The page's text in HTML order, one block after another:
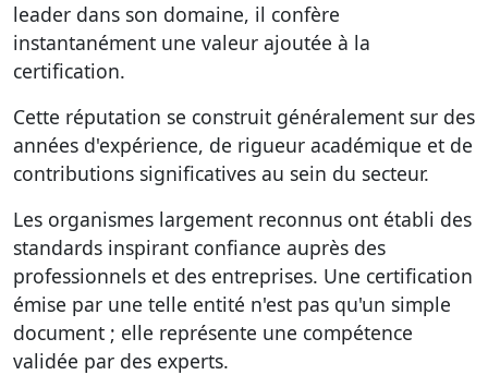
leader dans son domaine, il confère
instantanément une valeur ajoutée à la
certification.
Cette réputation se construit généralement sur des
années d'expérience, de rigueur académique et de
contributions significatives au sein du secteur.
Les organismes largement reconnus ont établi des
standards inspirant confiance auprès des
professionnels et des entreprises. Une certification
émise par une telle entité n'est pas qu'un simple
document ; elle représente une compétence
validée par des experts.